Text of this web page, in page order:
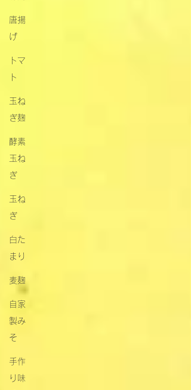
唐揚
げ
トマ
ト
玉ね
ぎ麹
酵素
玉ね
ぎ
玉ね
ぎ
白た
まり
麦麹
自家
製み
そ
手作
り味